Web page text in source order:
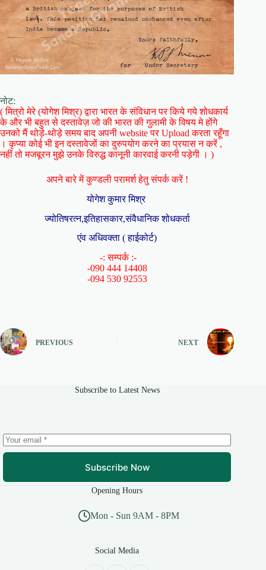
नोट:
( मित्रो मेरे (योगेश मिश्र) द्वारा भारत के संविधान पर किये गये शोधकार्य
के और भी बहुत से दस्तावेज़ जो की भारत की गुलामी के विषय मे होंगे
उनको मैं थोड़े-थोड़े समय बाद अपनी website पर Upload करता रहूँगा
। कृप्या कोई भी इन दस्तावेजों का दुरुपयोग करने का प्रयास न करें ,
नहीं तो मजबूरन मुझे उनके विरुद्ध कानूनी कारवाई करनी पड़ेगी । )
अपने बारे में कुण्डली परामर्श हेतु संपर्क करें !
योगेश कुमार मिश्र
ज्योतिषरत्न,इतिहासकार,संवैधानिक शोधकर्ता
एंव अधिवक्ता ( हाईकोर्ट)
-: सम्पर्क :-
-090 444 14408
-094 530 92553
PREVIOUS NEXT
Subscribe to Latest News
Subscribe Now
Opening Hours
Mon - Sun 9AM - 8PM
Social Media